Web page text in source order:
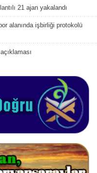
21 ajan yakalandı
alanında işbirliği protokolü